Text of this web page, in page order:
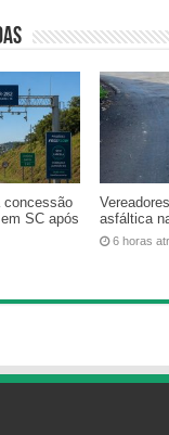
concessão
SC após
asfáltica
6 horas